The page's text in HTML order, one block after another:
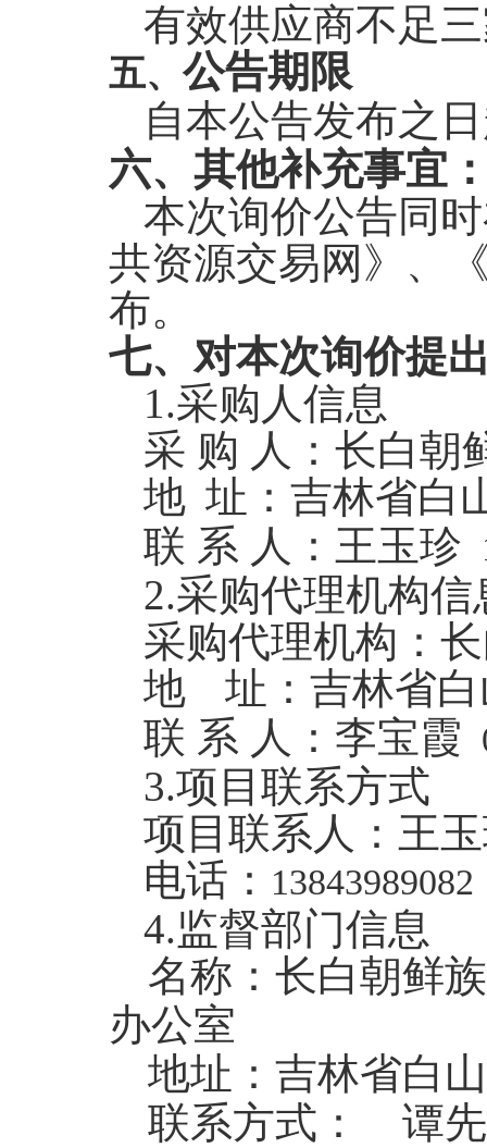
有效供应商不足
五、 公告期限
自本公告发布之
六、其他补充事宜
本次询价公告同
共资源交易网》、
布。
七、对本次询价提
1.采购人信息
采 购 人：长白朝
地 址：吉林省白
联 系 人：王玉珍
2.采购代理机构信
采购代理机构：
地
址：吉林省
联 系 人：李宝霞
3.项目联系方式
项目联系人：王
电话： 13843989082
4.监督部门信息
名称：长白朝鲜
办公室
地址：吉林省白
联系方式： 谭